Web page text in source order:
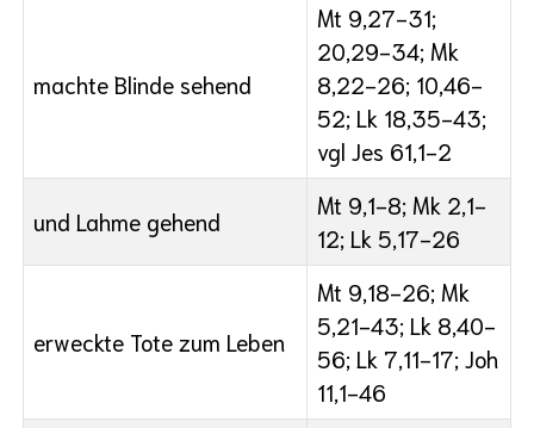
machte Blinde sehend
Mt 9,27-31;
20,29-34; Mk
8,22-26; 10,46-
52; Lk 18,35-43;
vgl Jes 61,1-2
und Lahme gehend
Mt 9,1-8; Mk 2,1-
12; Lk 5,17-26
erweckte Tote zum Leben
Mt 9,18-26; Mk
5,21-43; Lk 8,40-
56; Lk 7,11-17; Joh
11,1-46